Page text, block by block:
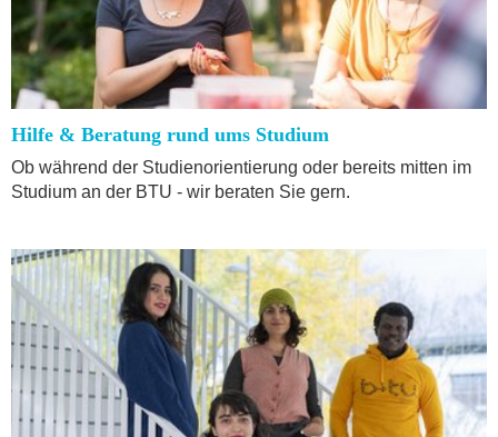
Hilfe & Beratung rund ums Studium
Ob während der Studienorientierung oder bereits mitten im
Studium an der BTU - wir beraten Sie gern.